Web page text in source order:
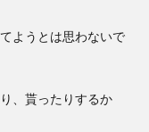
ようとは思わないで
、貰ったりするか